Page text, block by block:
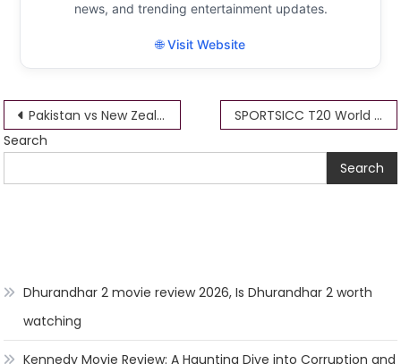
news, and trending entertainment updates.
🌐 Visit Website
Post
navigation
Pakistan vs New Zealand Live Score T20 World Cup
SPORTSICC T20 World Cup Final: Date, Watch Live?
Search
Search
Dhurandhar 2 movie review 2026, Is Dhurandhar 2 worth
watching
Kennedy Movie Review: A Haunting Dive into Corruption and